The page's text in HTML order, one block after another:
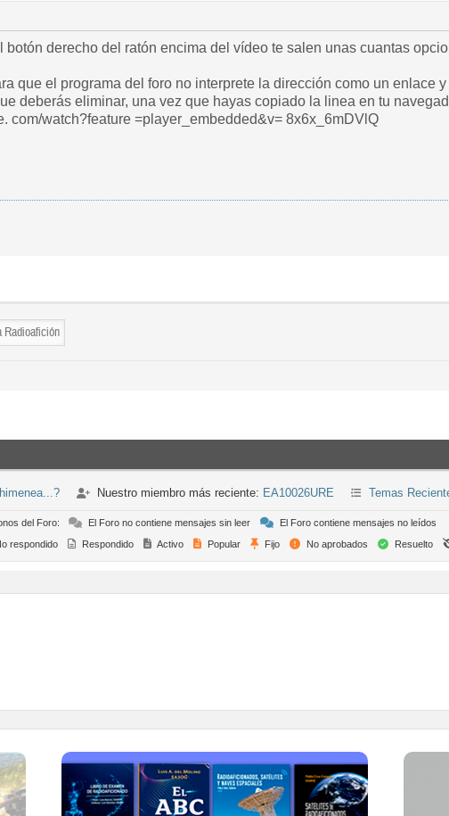
botón derecho del ratón encima del vídeo te salen unas cuantas
que el programa del foro no interprete la dirección como un enlace
deberás eliminar, una vez que hayas copiado la linea en tu
com/watch?feature =player_embedded&v= 8x6x_6mDVlQ
Nuestro miembro más reciente: EA10026URE Temas
del Foro: El Foro no contiene mensajes sin leer
El Foro contiene mensajes no leídos
respondido Respondido Activo Popular Fijo No aprobados Resuelto
TIENDA ONLINE URE